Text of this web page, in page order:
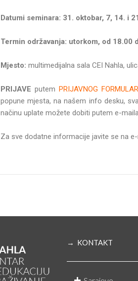
Datumi seminara: 31. oktobar, 7, 14. i
Termin održavanja: utorkom, od 18.00
Mjesto: multimedijalna sala CEI Nahla,
PRIJAVE putem PRIJAVNOG
popune mjesta, na našem info desku,
načinu uplate možete dobiti putem e-
Za sve dodatne informacije javite se na
→ KONTAKT